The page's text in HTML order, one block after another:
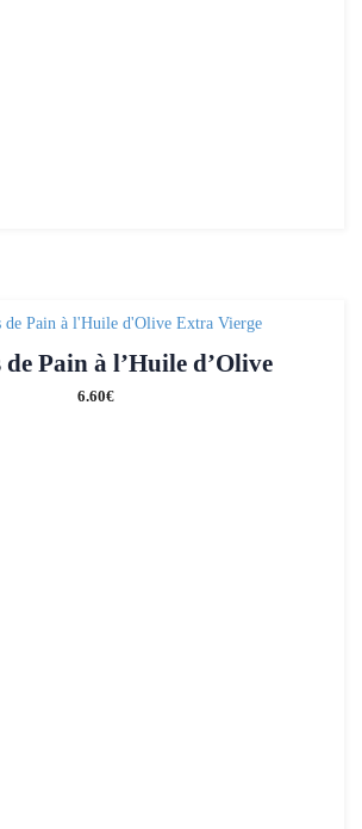
de Pain à l’Huile d’Olive
6.60€